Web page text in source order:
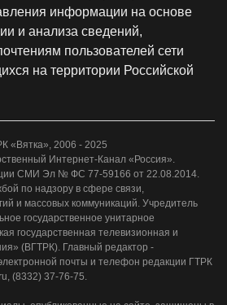
информации на основе
и анализа сведений,
пользователей сети
на территории Российской
«Вятка», 2006 - 2025
Интернет-Канал «Россия».
СМИ Эл № ФС 77-59166 от 22.08.2014.
по надзору в сфере связи,
и массовых коммуникаций. Учредитель
государственное унитарное
государственная телевизионная и
(ВГТРК). Главный редактор -
почты и телефон редакции ГТРК
(8332) 37-76-75.